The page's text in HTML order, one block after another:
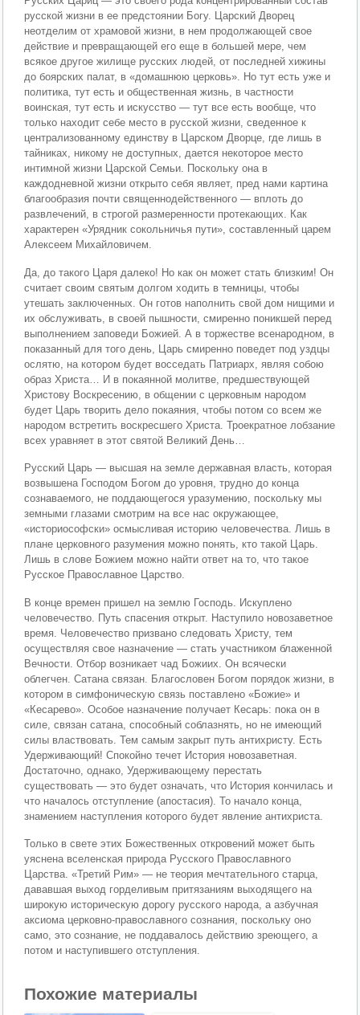
русской жизни в ее предстоянии Богу. Царский Дворец
неотделим от храмовой жизни, в нем продолжающей свое
действие и превращающей его еще в большей мере, чем
всякое другое жилище русских людей, от последней хижины
до боярских палат, в «домашнюю церковь». Но тут есть уже и
политика, тут есть и общественная жизнь, в частности
воинская, тут есть и искусство — тут все есть вообще, что
только находит себе место в русской жизни, сведенное к
централизованному единству в Царском Дворце, где лишь в
тайниках, никому не доступных, дается некоторое место
интимной жизни Царской Семьи. Поскольку она в
каждодневной жизни открыто себя являет, пред нами картина
благообразия почти священнодейственного — вплоть до
развлечений, в строгой размеренности протекающих. Как
характерен «Урядник сокольничья пути», составленный царем
Алексеем Михайловичем.
Да, до такого Царя далеко! Но как он может стать близким! Он
считает своим святым долгом ходить в темницы, чтобы
утешать заключенных. Он готов наполнить свой дом нищими и
их обслуживать, в своей пышности, смиренно поникшей перед
выполнением заповеди Божией. А в торжестве всенародном, в
показанный для того день, Царь смиренно поведет под уздцы
ослятю, на котором будет восседать Патриарх, являя собою
образ Христа… И в покаянной молитве, предшествующей
Христову Воскресению, в общении с церковным народом
будет Царь творить дело покаяния, чтобы потом со всем же
народом встретить воскресшего Христа. Троекратное лобзание
всех уравняет в этот святой Великий День…
Русский Царь — высшая на земле державная власть, которая
возвышена Господом Богом до уровня, трудно до конца
сознаваемого, не поддающегося уразумению, поскольку мы
земными глазами смотрим на все нас окружающее,
«историософски» осмысливая историю человечества. Лишь в
плане церковного разумения можно понять, кто такой Царь.
Лишь в слове Божием можно найти ответ на то, что такое
Русское Православное Царство.
В конце времен пришел на землю Господь. Искуплено
человечество. Путь спасения открыт. Наступило новозаветное
время. Человечество призвано следовать Христу, тем
осуществляя свое назначение — стать участником блаженной
Вечности. Отбор возникает чад Божиих. Он всячески
облегчен. Сатана связан. Благословен Богом порядок жизни, в
котором в симфоническую связь поставлено «Божие» и
«Кесарево». Особое назначение получает Кесарь: пока он в
силе, связан сатана, способный соблазнять, но не имеющий
силы властвовать. Тем самым закрыт путь антихристу. Есть
Удерживающий! Спокойно течет История новозаветная.
Достаточно, однако, Удерживающему перестать
существовать — это будет означать, что История кончилась и
что началось отступление (апостасия). То начало конца,
знамением наступления которого будет явление антихриста.
Только в свете этих Божественных откровений может быть
уяснена вселенская природа Русского Православного
Царства. «Третий Рим» — не теория мечтательного старца,
дававшая выход горделивым притязаниям выходящего на
широкую историческую дорогу русского народа, а азбучная
аксиома церковно-православного сознания, поскольку оно
само, это сознание, не поддавалось действию зреющего, а
потом и наступившего отступления.
Похожие материалы